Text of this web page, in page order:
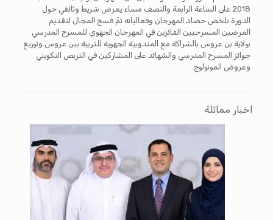
2018 على الساعة الرابعة والنصف مساء يعرض شريط وثائقي حول
الدورة تلخص حصاد المهرجان وفعالياته ثمّ فسح المجال لتقديم
العرضين المسرحيين الفائزين في المهرجان الجهوي للمسرح المدرسي
بولاية بن عروس بالشراكة مع المندوبية الجهوية للتربية ببن عروس.وتوزيع
جوائز المسرح المدرسي والشهائد على المشاركين في التربص التكويني
وعروض المونولوج.
اخبار مماثلة